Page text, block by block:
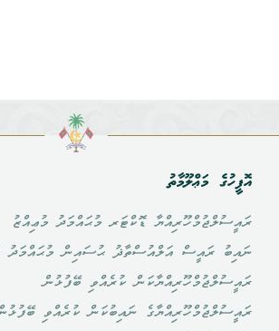
އޮފީހުގެ މަޢްލޫމާތު
ރައީސުލްޖުމްހޫރިއްޔާ ޑޮކްޓަރ މުޙައްމަދު މުޢިއްޒު
ނައިބު ރައީސް އަލްއުސްތާޛު ޙުސައިން މުޙައްމަދު
ރައީސުލްޖުމްހޫރިއްޔާކަން ކުރެއްވި ބޭފުޅުން
ރައީސުލްޖުމްހޫރިއްޔާގެ ނައިބުކަން ކުރެއްވި ބޭފުޅުން